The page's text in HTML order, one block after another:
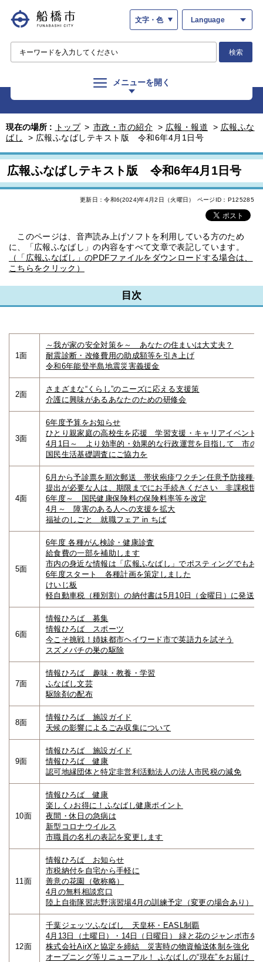
文字・色 Language
検索
メニューを開く
現在の場所 : トップ > 市政・市の紹介 > 広報・報道 > 広報ふな
ばし
> 広報ふなばしテキスト版 令和6年4月1日号
広報ふなばしテキスト版 令和6年4月1日号
更新日：令和6(2024)年4月2日（火曜日） ページID：P125285
このページは、音声読み上げソフトを利用している方のため
に、「広報ふなばし」の内容をすべて文章で表記しています。
（「広報ふなばし」のPDFファイルをダウンロードする場合は、
こちらをクリック）
目次
1面
～我が家の安全対策を～ あなたの住まいは大丈夫？
耐震診断・改修費用の助成額等を引き上げ
令和6年能登半島地震災害義援金
2面
さまざまな“くらし”のニーズに応える支援策
介護に興味があるあなたのための研修会
3面
6年度予算をお知らせ
ひとり親家庭の高校生を応援 学習支援・キャリアイベント
4月1日～ より効率的・効果的な行政運営を目指して 市の
国民生活基礎調査にご協力を
4面
6月から予診票を順次郵送 帯状疱疹ワクチン任意予防接種の
提出が必要な人は、期限までにお手続きください 非課税世
6年度～ 国民健康保険料の保険料率等を改定
4月～ 障害のある人への支援を拡大
福祉のしごと 就職フェア in ちば
5面
6年度 各種がん検診・健康診査
給食費の一部を補助します
市内の身近な情報は「広報ふなばし」でポスティングでもお
6年度スタート 各種計画を策定しました
けいじ板
軽自動車税（種別割）の納付書は5月10日（金曜日）に発送
6面
情報ひろば 募集
情報ひろば スポーツ
今こそ挑戦！姉妹都市ヘイワード市で英語力を試そう
スズメバチの巣の駆除
7面
情報ひろば 趣味・教養・学習
ふなばし文芸
駆除剤の配布
8面
情報ひろば 施設ガイド
天候の影響によるごみ収集について
9面
情報ひろば 施設ガイド
情報ひろば 健康
認可地縁団体と特定非営利活動法人の法人市民税の減免
10面
情報ひろば 健康
楽しく♪お得に！ふなばし健康ポイント
夜間・休日の急病は
新型コロナウイルス
市職員の名札の表記を変更します
11面
情報ひろば お知らせ
市税納付を自宅から手軽に
善意の花園（敬称略）
4月の無料相談窓口
陸上自衛隊習志野演習場4月の訓練予定（変更の場合あり）
12面
千葉ジェッツふなばし 天皇杯・EASL制覇
4月13日（土曜日）・14日（日曜日） 緑と花のジャンボ市を
株式会社AirXと協定を締結 災害時の物資輸送体制を強化
オープニング等リニューアル！ ふなばしの“現在”をお届け